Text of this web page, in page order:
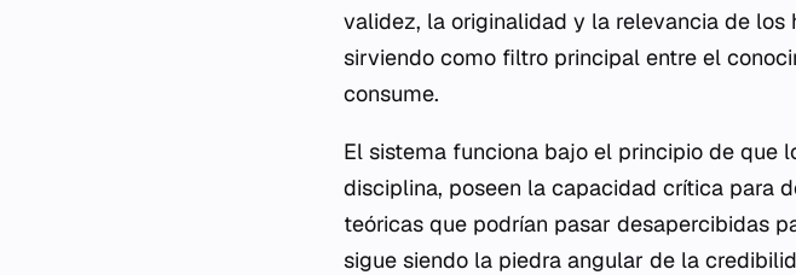
validez, la originalidad y la relevancia de
sirviendo como filtro principal entre el
consume.
El sistema funciona bajo el principio de que
disciplina, poseen la capacidad crítica para
teóricas que podrían pasar desapercibidas
sigue siendo la piedra angular de la